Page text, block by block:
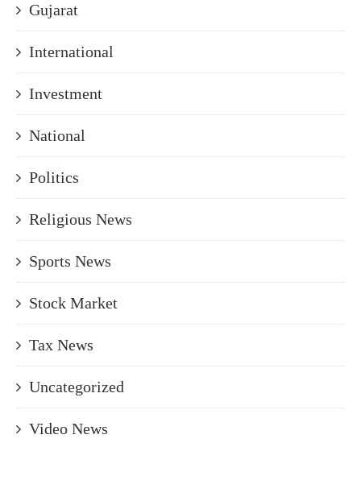
Gujarat
International
Investment
National
Politics
Religious News
Sports News
Stock Market
Tax News
Uncategorized
Video News